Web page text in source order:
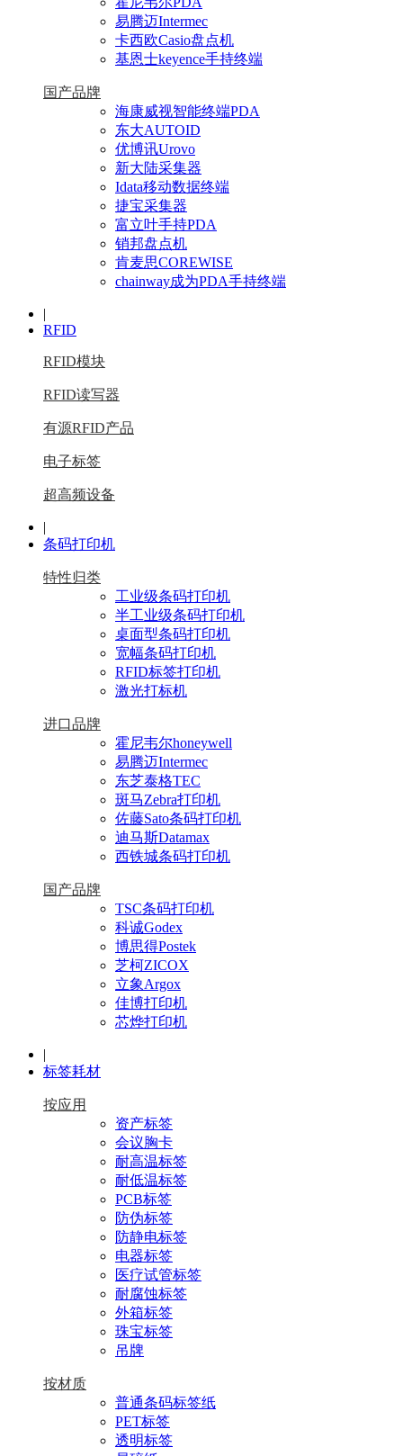
易腾迈Intermec
卡西欧Casio盘点机
基恩士keyence手持终端
国产品牌
海康威视智能终端PDA
东大AUTOID
优博讯Urovo
新大陆采集器
Idata移动数据终端
捷宝采集器
富立叶手持PDA
销邦盘点机
肯麦思COREWISE
chainway成为PDA手持终端
|
RFID
RFID模块
RFID读写器
有源RFID产品
电子标签
超高频设备
|
条码打印机
特性归类
工业级条码打印机
半工业级条码打印机
桌面型条码打印机
宽幅条码打印机
RFID标签打印机
激光打标机
进口品牌
霍尼韦尔honeywell
易腾迈Intermec
东芝泰格TEC
斑马Zebra打印机
佐藤Sato条码打印机
迪马斯Datamax
西铁城条码打印机
国产品牌
TSC条码打印机
科诚Godex
博思得Postek
芝柯ZICOX
立象Argox
佳博打印机
芯烨打印机
|
标签耗材
按应用
资产标签
会议胸卡
耐高温标签
耐低温标签
PCB标签
防伪标签
防静电标签
电器标签
医疗试管标签
耐腐蚀标签
外箱标签
珠宝标签
吊牌
按材质
普通条码标签纸
PET标签
透明标签